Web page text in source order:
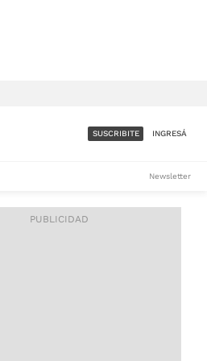
ACCESO FULL - $1.800/MES
SUSCRIBITE INGRESÁ
Newsletter